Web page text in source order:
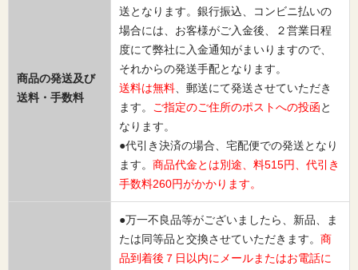
商品の発送及び
送料・手数料
送となります。銀行振込、コンビニ払いの
場合には、お客様がご入金後、２営業日程
度にて弊社に入金通知がまいりますので、
それからの発送手配となります。
送料は無料 、郵送にて発送させていただき
ます。
ご指定のご住所のポストへの投函と
なります。
●代引き決済の場合、宅配便での発送となり
ます。 商品代金とは別途、料515円、代引き
手数料260円がかかります。
●万一不良品等がございましたら、新品、ま
たは同等品と交換させていただきます。 商
品到着後７日以内にメールまたはお電話に